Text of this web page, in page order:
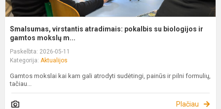
Smalsumas, virstantis atradimais: pokalbis su biologijos ir
gamtos mokslų m...
Paskelbta: 2026-05-11
Kategorija: Aktualijos
Gamtos mokslai kai kam gali atrodyti sudėtingi, painūs ir pilni formulių,
tačiau...
Plačiau